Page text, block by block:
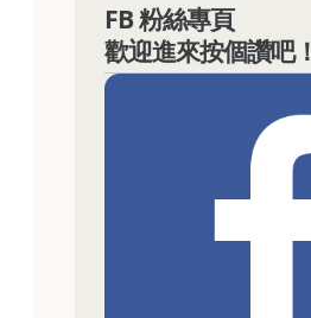
FB 粉絲專頁
歡迎進來按個讚吧！